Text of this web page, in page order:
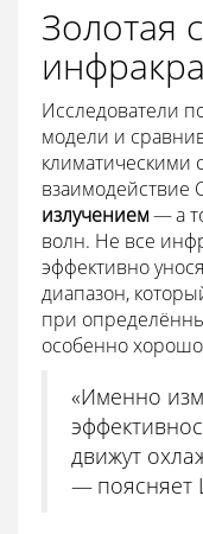
Золотая
Исследователи
модели и
климатическими
взаимодействие
излучением— а
волн. Не все
эффективно
диапазон,
при
особенно
«Именно
движут
— поясняет